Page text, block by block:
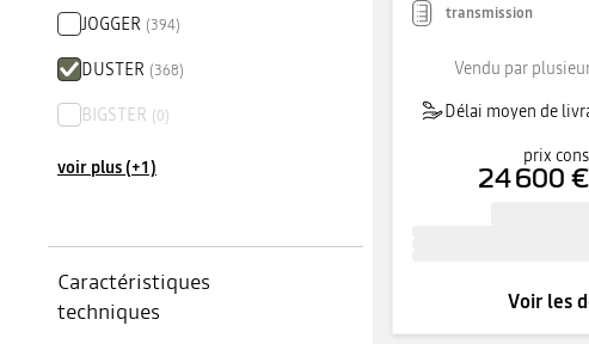
JOGGER (394)
DUSTER (368)
BIGSTER (0)
voir plus (+1)
Caractéristiques
techniques
transmission
Vendu par
Délai moyen de
prix
24 600 €
Voir les